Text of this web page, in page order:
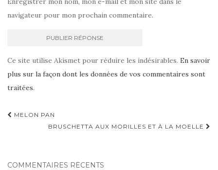
navigateur pour mon prochain commentaire.
Ce site utilise Akismet pour réduire les indésirables. En savoir
plus sur la façon dont les données de vos commentaires sont
traitées.
Navigation
d'article
MELON PAN
BRUSCHETTA AUX MORILLES ET À LA MOELLE
COMMENTAIRES RÉCENTS